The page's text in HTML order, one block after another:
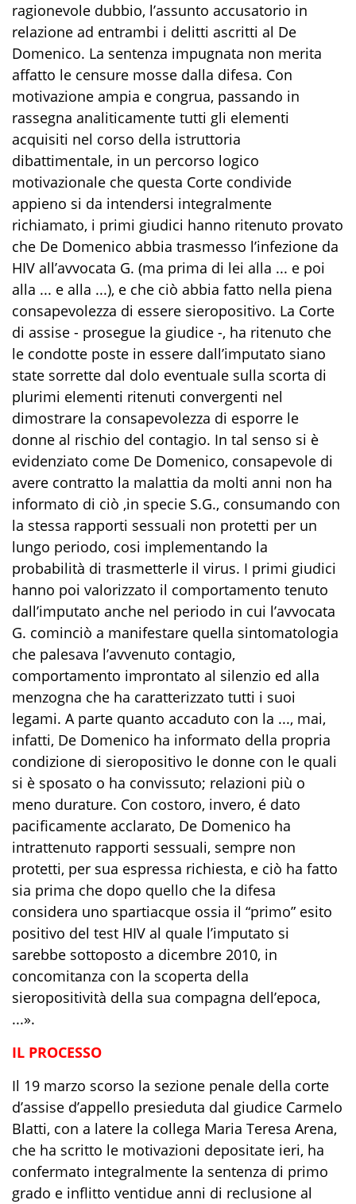
ragionevole dubbio, l’assunto accusatorio in
relazione ad entrambi i delitti ascritti al De
Domenico. La sentenza impugnata non merita
affatto le censure mosse dalla difesa. Con
motivazione ampia e congrua, passando in
rassegna analiticamente tutti gli elementi
acquisiti nel corso della istruttoria
dibattimentale, in un percorso logico
motivazionale che questa Corte condivide
appieno si da intendersi integralmente
richiamato, i primi giudici hanno ritenuto provato
che De Domenico abbia trasmesso l’infezione da
HIV all’avvocata G. (ma prima di lei alla ... e poi
alla ... e alla ...), e che ciò abbia fatto nella piena
consapevolezza di essere sieropositivo. La Corte
di assise - prosegue la giudice -, ha ritenuto che
le condotte poste in essere dall’imputato siano
state sorrette dal dolo eventuale sulla scorta di
plurimi elementi ritenuti convergenti nel
dimostrare la consapevolezza di esporre le
donne al rischio del contagio. In tal senso si è
evidenziato come De Domenico, consapevole di
avere contratto la malattia da molti anni non ha
informato di ciò ,in specie S.G., consumando con
la stessa rapporti sessuali non protetti per un
lungo periodo, cosi implementando la
probabilità di trasmetterle il virus. I primi giudici
hanno poi valorizzato il comportamento tenuto
dall’imputato anche nel periodo in cui l’avvocata
G. cominciò a manifestare quella sintomatologia
che palesava l’avvenuto contagio,
comportamento improntato al silenzio ed alla
menzogna che ha caratterizzato tutti i suoi
legami. A parte quanto accaduto con la ..., mai,
infatti, De Domenico ha informato della propria
condizione di sieropositivo le donne con le quali
si è sposato o ha convissuto; relazioni più o
meno durature. Con costoro, invero, é dato
pacificamente acclarato, De Domenico ha
intrattenuto rapporti sessuali, sempre non
protetti, per sua espressa richiesta, e ciò ha fatto
sia prima che dopo quello che la difesa
considera uno spartiacque ossia il “primo” esito
positivo del test HIV al quale l’imputato si
sarebbe sottoposto a dicembre 2010, in
concomitanza con la scoperta della
sieropositività della sua compagna dell’epoca,
...».
IL PROCESSO
Il 19 marzo scorso la sezione penale della corte
d’assise d’appello presieduta dal giudice Carmelo
Blatti, con a latere la collega Maria Teresa Arena,
che ha scritto le motivazioni depositate ieri, ha
confermato integralmente la sentenza di primo
grado e inflitto ventidue anni di reclusione al